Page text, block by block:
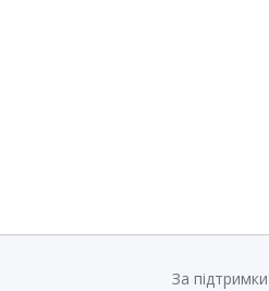
За підтримки